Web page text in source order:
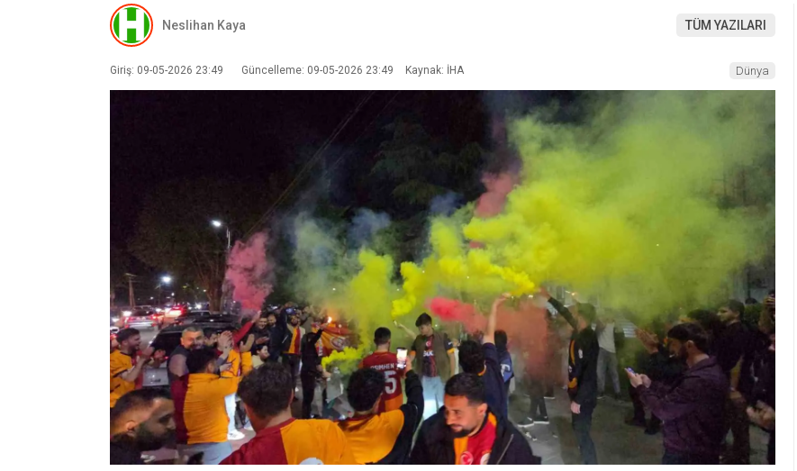
Neslihan Kaya TÜM YAZILARI
Giriş: 09-05-2026 23:49 Güncelleme: 09-05-2026 23:49 Kaynak: İHA Dünya